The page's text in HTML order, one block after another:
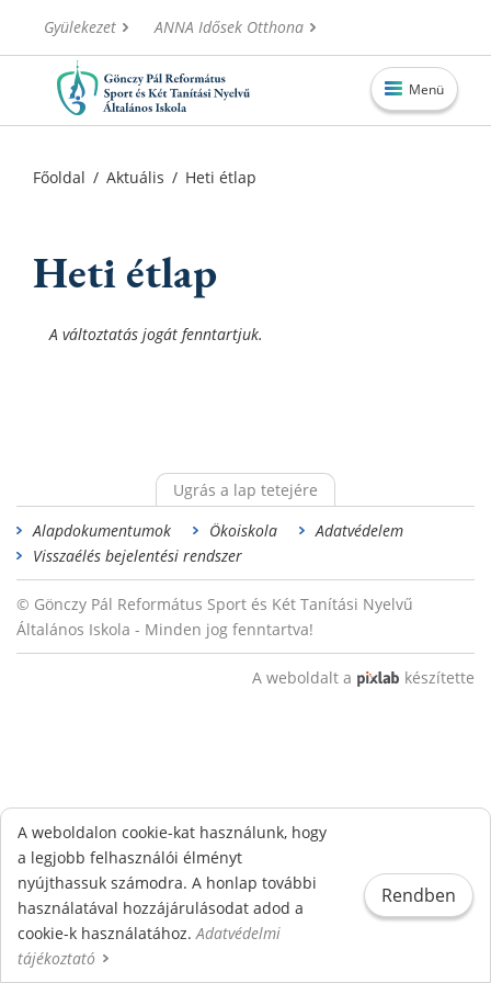
Gyülekezet ANNA Idősek Otthona
Menü
Alapítvány
Információk
Főoldal / Aktuális / Heti étlap
Heti étlap
A változtatás jogát fenntartjuk.
Ugrás a lap tetejére
Alapdokumentumok
Ökoiskola
Adatvédelem
Visszaélés bejelentési rendszer
© Gönczy Pál Református Sport és Két Tanítási Nyelvű
Általános Iskola - Minden jog fenntartva!
A weboldalt a készítette
A weboldalon cookie-kat használunk, hogy
a legjobb felhasználói élményt
nyújthassuk számodra. A honlap további
használatával hozzájárulásodat adod a
cookie-k használatához.Adatvédelmi
tájékoztató
Rendben